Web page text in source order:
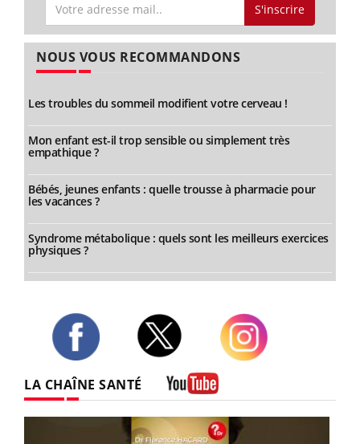
S'inscrire
NOUS VOUS RECOMMANDONS
Les troubles du sommeil modifient votre cerveau !
Mon enfant est-il trop sensible ou simplement très
empathique ?
Bébés, jeunes enfants : quelle trousse à pharmacie pour
les vacances ?
Syndrome métabolique : quels sont les meilleurs exercices
physiques ?
LA CHAÎNE SANTÉ